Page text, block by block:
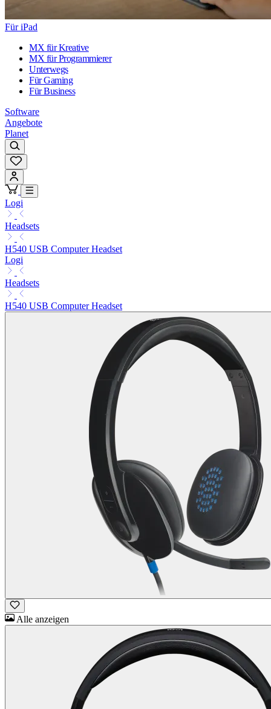
Für iPad
MX für Kreative
MX für Programmierer
Unterwegs
Für Gaming
Für Business
Software
Angebote
Planet
Logi
Headsets
H540 USB Computer Headset
Logi
Headsets
H540 USB Computer Headset
Alle anzeigen